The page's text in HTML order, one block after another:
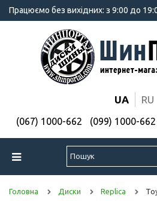
Працюємо без вихідних: з 9:00 до
UA RU
(067) 1000-662 (099) 1000-662
Головна Диски Replica